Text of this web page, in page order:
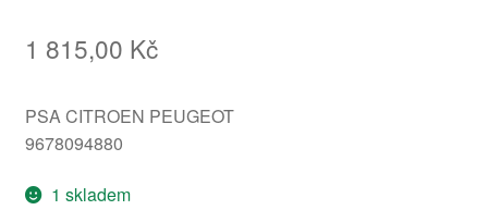
1 815,00 Kč
PSA CITROEN PEUGEOT
9678094880
1 skladem